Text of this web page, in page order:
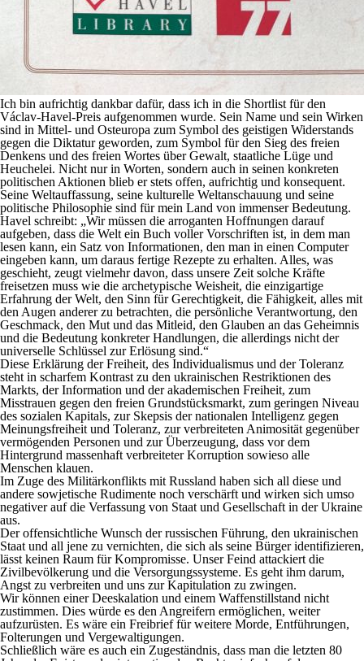
Ich bin aufrichtig dankbar dafür, dass ich in die Shortlist für den
Václav-Havel-Preis aufgenommen wurde. Sein Name und sein Wirken
sind in Mittel- und Osteuropa zum Symbol des geistigen Widerstands
gegen die Diktatur geworden, zum Symbol für den Sieg des freien
Denkens und des freien Wortes über Gewalt, staatliche Lüge und
Heuchelei. Nicht nur in Worten, sondern auch in seinen konkreten
politischen Aktionen blieb er stets offen, aufrichtig und konsequent.
Seine Weltauffassung, seine kulturelle Weltanschauung und seine
politische Philosophie sind für mein Land von immenser Bedeutung.
Havel schreibt: „Wir müssen die arroganten Hoffnungen darauf
aufgeben, dass die Welt ein Buch voller Vorschriften ist, in dem man
lesen kann, ein Satz von Informationen, den man in einen Computer
eingeben kann, um daraus fertige Rezepte zu erhalten. Alles, was
geschieht, zeugt vielmehr davon, dass unsere Zeit solche Kräfte
freisetzen muss wie die archetypische Weisheit, die einzigartige
Erfahrung der Welt, den Sinn für Gerechtigkeit, die Fähigkeit, alles mit
den Augen anderer zu betrachten, die persönliche Verantwortung, den
Geschmack, den Mut und das Mitleid, den Glauben an das Geheimnis
und die Bedeutung konkreter Handlungen, die allerdings nicht der
universelle Schlüssel zur Erlösung sind.“
Diese Erklärung der Freiheit, des Individualismus und der Toleranz
steht in scharfem Kontrast zu den ukrainischen Restriktionen des
Markts, der Information und der akademischen Freiheit, zum
Misstrauen gegen den freien Grundstücksmarkt, zum geringen Niveau
des sozialen Kapitals, zur Skepsis der nationalen Intelligenz gegen
Meinungsfreiheit und Toleranz, zur verbreiteten Animosität gegenüber
vermögenden Personen und zur Überzeugung, dass vor dem
Hintergrund massenhaft verbreiteter Korruption sowieso alle
Menschen klauen.
Im Zuge des Militärkonflikts mit Russland haben sich all diese und
andere sowjetische Rudimente noch verschärft und wirken sich umso
negativer auf die Verfassung von Staat und Gesellschaft in der Ukraine
aus.
Der offensichtliche Wunsch der russischen Führung, den ukrainischen
Staat und all jene zu vernichten, die sich als seine Bürger identifizieren,
lässt keinen Raum für Kompromisse. Unser Feind attackiert die
Zivilbevölkerung und die Versorgungssysteme. Es geht ihm darum,
Angst zu verbreiten und uns zur Kapitulation zu zwingen.
Wir können einer Deeskalation und einem Waffenstillstand nicht
zustimmen. Dies würde es den Angreifern ermöglichen, weiter
aufzurüsten. Es wäre ein Freibrief für weitere Morde, Entführungen,
Folterungen und Vergewaltigungen.
Schließlich wäre es auch ein Zugeständnis, dass man die letzten 80